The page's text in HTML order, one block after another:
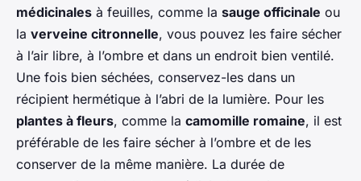
médicinales à feuilles, comme la sauge officinale ou
la verveine citronnelle, vous pouvez les faire sécher
à l’air libre, à l’ombre et dans un endroit bien ventilé.
Une fois bien séchées, conservez-les dans un
récipient hermétique à l’abri de la lumière. Pour les
plantes à fleurs, comme la camomille romaine, il est
préférable de les faire sécher à l’ombre et de les
conserver de la même manière. La durée de